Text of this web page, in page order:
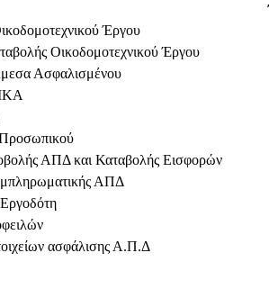
Έργου
Οικοδομοτεχνικού Έργου
Ασφαλισμένου
ΑΠΔ και Καταβολής Εισφορών
ΑΠΔ
ασφάλισης Α.Π.Δ